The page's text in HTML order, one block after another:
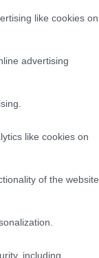
like cookies on
advertising
like cookies on
of the website
including
a